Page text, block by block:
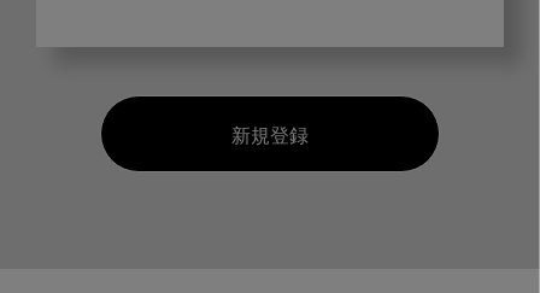
新規登録